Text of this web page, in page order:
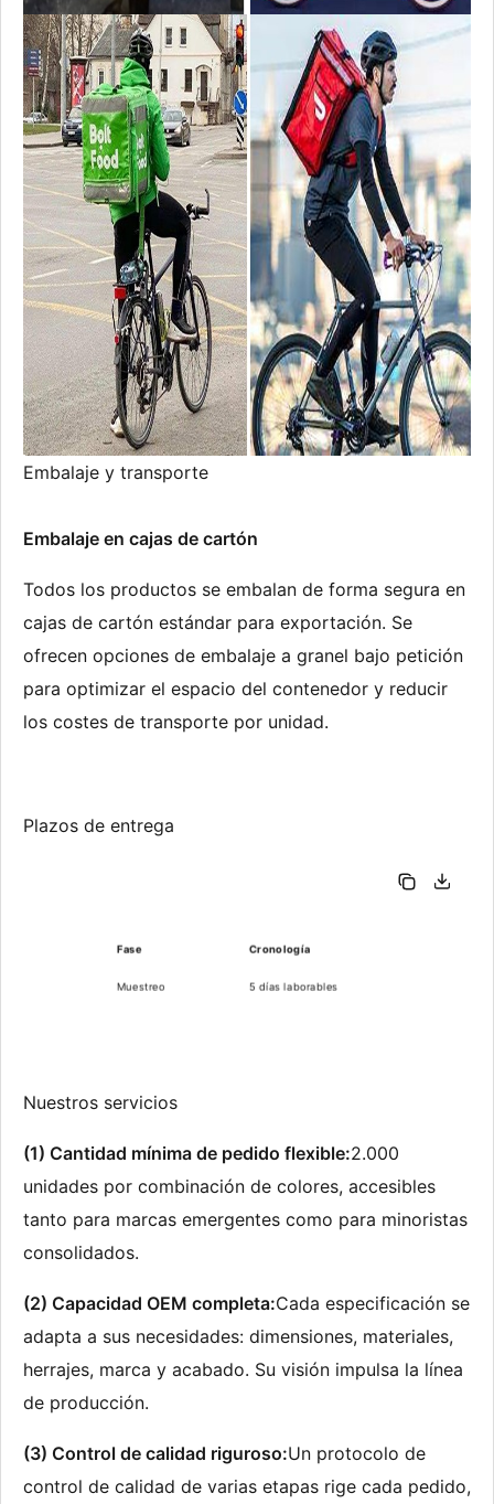
Embalaje y transporte
Embalaje en cajas de cartón
Todos los productos se embalan de forma segura en
cajas de cartón estándar para exportación. Se
ofrecen opciones de embalaje a granel bajo petición
para optimizar el espacio del contenedor y reducir
los costes de transporte por unidad.
Plazos de entrega
Fase Cronología
Muestreo 5 días laborables
Nuestros servicios
(1) Cantidad mínima de pedido flexible:2.000
unidades por combinación de colores, accesibles
tanto para marcas emergentes como para minoristas
consolidados.
(2) Capacidad OEM completa:Cada especificación se
adapta a sus necesidades: dimensiones, materiales,
herrajes, marca y acabado. Su visión impulsa la línea
de producción.
(3) Control de calidad riguroso:Un protocolo de
control de calidad de varias etapas rige cada pedido,